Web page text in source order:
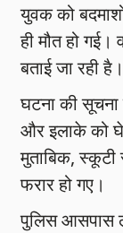
युवक को
ही मौत हो गई।
बताई जा रही है।
घटना की सूचना
और इलाके को
मुताबिक, स्कूटी
फरार हो गए।
पुलिस आसपास